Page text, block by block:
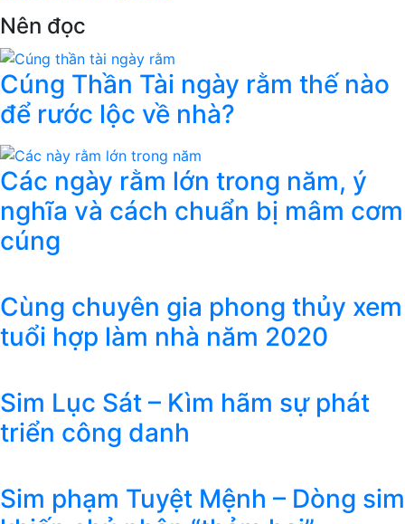
Nên đọc
Cúng Thần Tài ngày rằm thế nào
để rước lộc về nhà?
Các ngày rằm lớn trong năm, ý
nghĩa và cách chuẩn bị mâm cơm
cúng
Cùng chuyên gia phong thủy xem
tuổi hợp làm nhà năm 2020
Sim Lục Sát – Kìm hãm sự phát
triển công danh
Sim phạm Tuyệt Mệnh – Dòng sim